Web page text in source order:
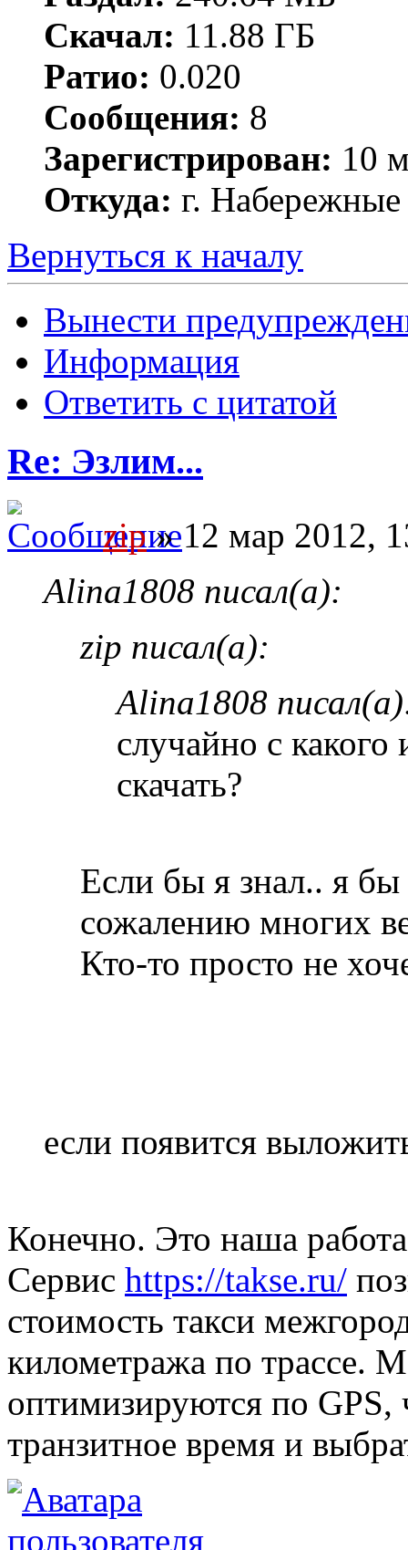
Скачал: 11.88 ГБ
Ратио: 0.020
Сообщения: 8
Зарегистрирован: 10
Откуда: г.
Вернуться к началу
Вынести
Информация
Ответить с цитатой
Re: Эзлим...
zip» 12 мар 2012,
Alina1808 писал(а):
zip писал(а):
Alina1808
случайно с
скачать?
Если бы я знал.. я
сожалению многих
Кто-то просто не
если появится
Конечно. Это наша
Сервис https://takse.ru/
стоимость такси
километража по трассе.
оптимизируются по GPS,
транзитное время и